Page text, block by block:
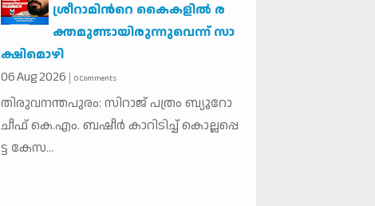
ശ്രീ​റാ​മി​ന്‍റെ കൈ​ക​ളി​ൽ ര​
ക്ത​മു​ണ്ടാ​യി​രു​ന്നു​വെ​ന്ന് സാ​
ക്ഷി​മൊ​ഴി
06Aug2026 0 Comments
തി​രു​വ​ന​ന്ത​പു​രം: സി​റാ​ജ് പ​ത്രം ബ്യൂ​റോ
ചീ​ഫ് കെ.​എം. ബ​ഷീ​ർ കാ​റി​ടി​ച്ച് കൊ​ല്ല​പ്പെ​
ട്ട കേ​സ...